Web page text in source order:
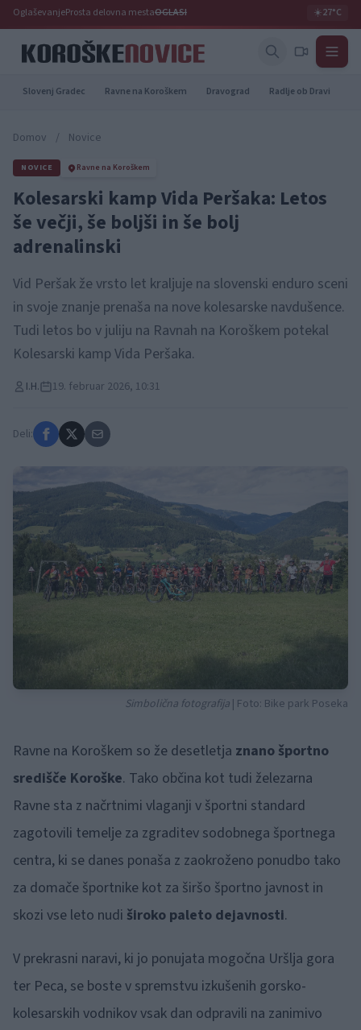
OglaševanjeProsta delovna mestaOGLASI ☀️27°C
Slovenj Gradec Ravne na Koroškem Dravograd Radlje ob Dravi
Domov / Novice
NOVICE Ravne na Koroškem
Kolesarski kamp Vida Peršaka: Letos
še večji, še boljši in še bolj
adrenalinski
Vid Peršak že vrsto let kraljuje na slovenski enduro sceni
in svoje znanje prenaša na nove kolesarske navdušence.
Tudi letos bo v juliju na Ravnah na Koroškem potekal
Kolesarski kamp Vida Peršaka.
I.H. 19. februar 2026, 10:31
Deli:
Simbolična fotografija | Foto: Bike park Poseka
Ravne na Koroškem so že desetletja znano športno
središče Koroške. Tako občina kot tudi železarna
Ravne sta z načrtnimi vlaganji v športni standard
zagotovili temelje za zgraditev sodobnega športnega
centra, ki se danes ponaša z zaokroženo ponudbo tako
za domače športnike kot za širšo športno javnost in
skozi vse leto nudi široko paleto dejavnosti.
V prekrasni naravi, ki jo ponujata mogočna Uršlja gora
ter Peca, se boste v spremstvu izkušenih gorsko-
kolesarskih vodnikov vsak dan odpravili na zanimivo